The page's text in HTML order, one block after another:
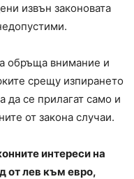
извън законовата
обръща внимание и
срещу изпирането
да се прилагат само и
от закона случаи.
интереси на
от лев към евро,